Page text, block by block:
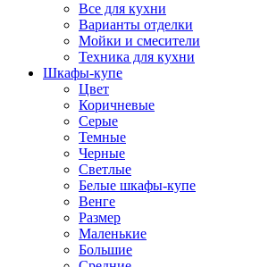
Все для кухни
Варианты отделки
Мойки и смесители
Техника для кухни
Шкафы-купе
Цвет
Коричневые
Серые
Темные
Черные
Светлые
Белые шкафы-купе
Венге
Размер
Маленькие
Большие